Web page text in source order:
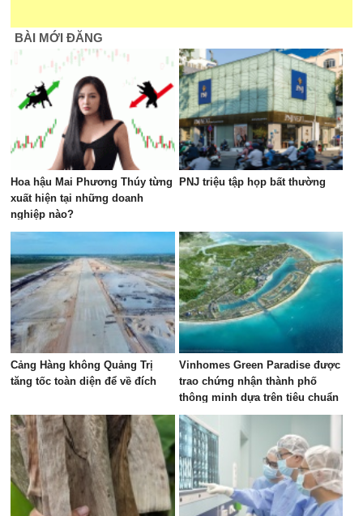
BÀI MỚI ĐĂNG
Hoa hậu Mai Phương Thúy từng
xuất hiện tại những doanh
nghiệp nào?
PNJ triệu tập họp bất thường
Cảng Hàng không Quảng Trị
tăng tốc toàn diện để về đích
Vinhomes Green Paradise được
trao chứng nhận thành phố
thông minh dựa trên tiêu chuẩn
toàn cầu 37122